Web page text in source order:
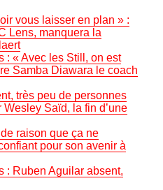
vous laisser en plan » :
Lens, manquera la
: « Avec les Still, on est
Samba Diawara le coach
très peu de personnes
Saïd, la fin d’une
de raison que ça ne
pour son avenir à
: Ruben Aguilar absent,